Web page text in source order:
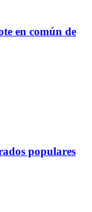
en común de
populares